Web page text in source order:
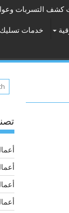
كشف التسربات
خدمات